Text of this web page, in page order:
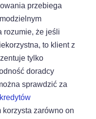
przebiega
rozumie, że jeśli
to klient z
tylko
doradcy
sprawdzić za
korzysta zarówno on